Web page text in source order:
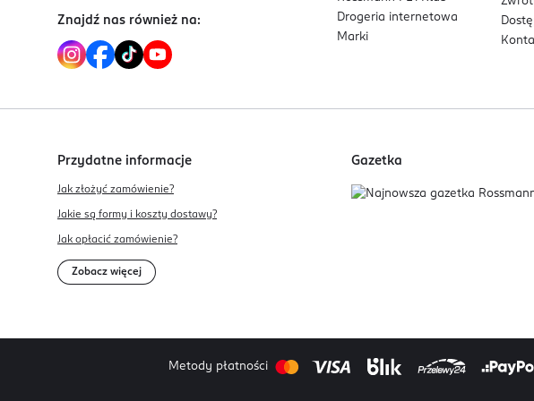
Znajdź nas również na:
Drogeria internetowa
Marki
Przydatne informacje
Jak złożyć zamówienie?
Jakie są formy i koszty dostawy?
Jak opłacić zamówienie?
Zobacz więcej
Gazetka
Metody płatności